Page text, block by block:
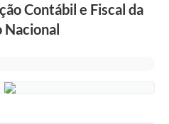
Contábil e Fiscal da
Nacional